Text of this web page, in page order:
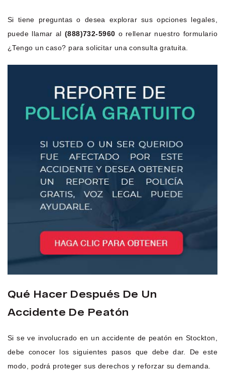
Si tiene preguntas o desea explorar sus opciones legales,
puede llamar al (888)732-5960 o rellenar nuestro formulario
¿Tengo un caso? para solicitar una consulta gratuita.
Qué Hacer Después De Un
Accidente De Peatón
Si se ve involucrado en un accidente de peatón en Stockton,
debe conocer los siguientes pasos que debe dar. De este
modo, podrá proteger sus derechos y reforzar su demanda.